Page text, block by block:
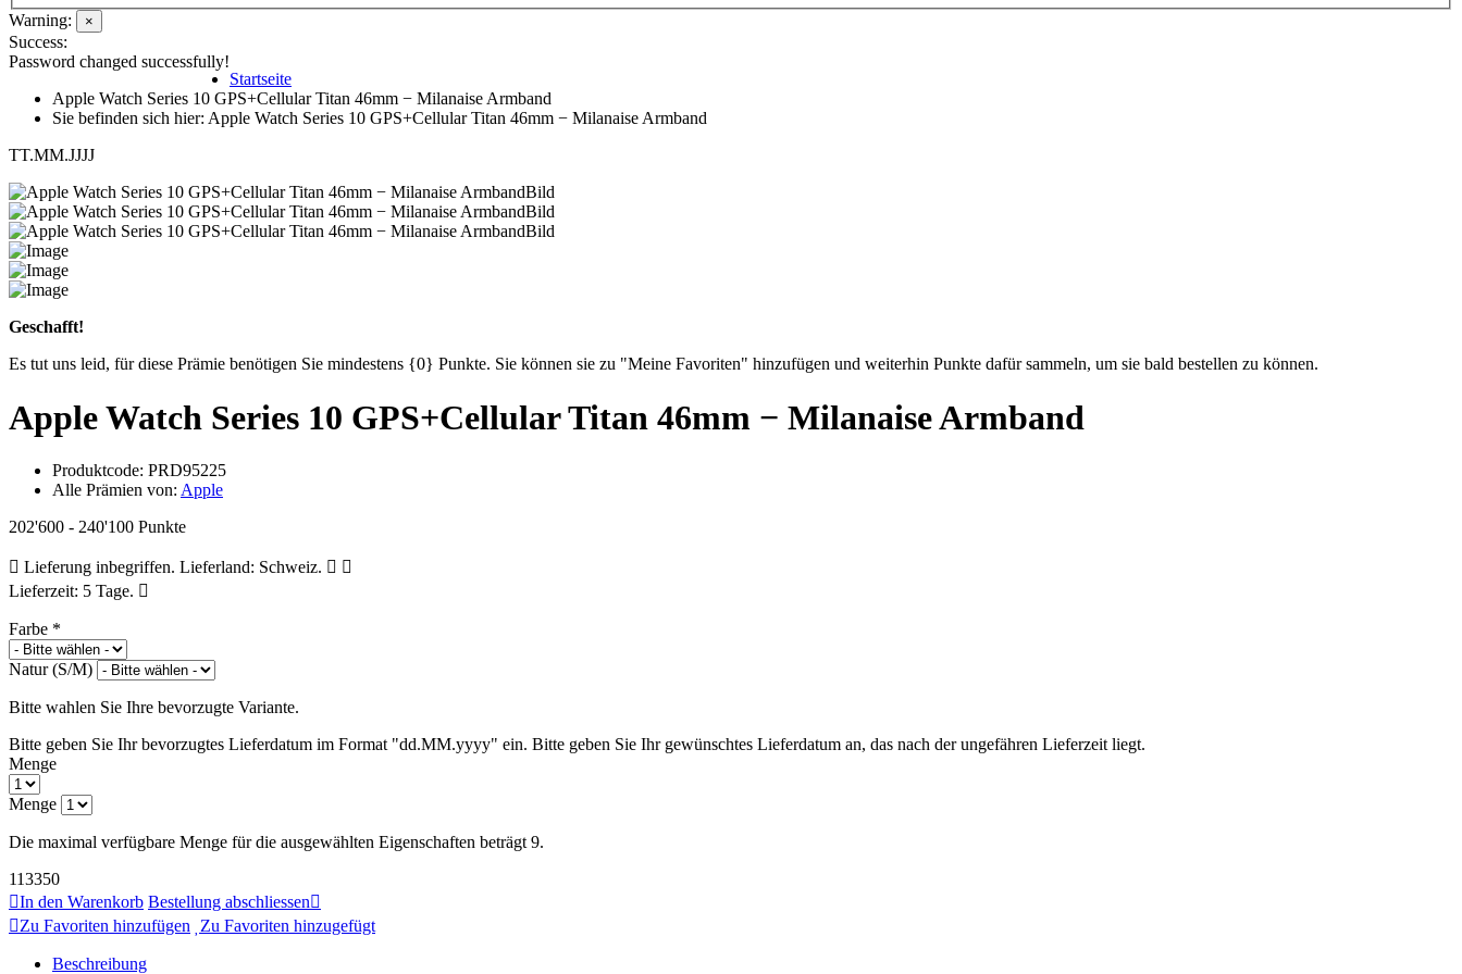
Warning: ×
Success:
Password changed successfully!
Startseite
Apple Watch Series 10 GPS+Cellular Titan 46mm − Milanaise Armband
Sie befinden sich hier: Apple Watch Series 10 GPS+Cellular Titan 46mm − Milanaise Armband
TT.MM.JJJJ
Geschafft!
Es tut uns leid, für diese Prämie benötigen Sie mindestens {0} Punkte. Sie können sie zu "Meine Favoriten" hinzufügen und weiterhin Punkte dafür sammeln, um sie bald bestellen zu können.
Apple Watch Series 10 GPS+Cellular Titan 46mm − Milanaise Armband
Produktcode: PRD95225
Alle Prämien von: Apple
202'600 - 240'100 Punkte
Lieferung inbegriffen. Lieferland: Schweiz.
Lieferzeit: 5 Tage.
Farbe *
Natur (S/M)
Bitte wahlen Sie Ihre bevorzugte Variante.
Bitte geben Sie Ihr bevorzugtes Lieferdatum im Format "dd.MM.yyyy" ein. Bitte geben Sie Ihr gewünschtes Lieferdatum an, das nach der ungefähren Lieferzeit liegt.
Menge
Menge
Die maximal verfügbare Menge für die ausgewählten Eigenschaften beträgt 9.
113350
In den Warenkorb Bestellung abschliessen
Zu Favoriten hinzufügen
Zu Favoriten hinzugefügt
Beschreibung